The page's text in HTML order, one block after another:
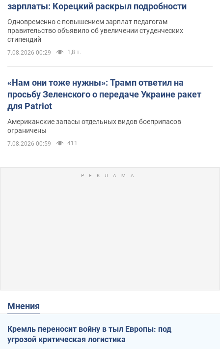
зарплаты: Корецкий раскрыл подробности
Одновременно с повышением зарплат педагогам
правительство объявило об увеличении студенческих
стипендий
7.08.2026 00:29 1,8 т.
«Нам они тоже нужны»: Трамп ответил на
просьбу Зеленского о передаче Украине ракет
для Patriot
Американские запасы отдельных видов боеприпасов
ограничены
7.08.2026 00:59 411
Мнения
Кремль переносит войну в тыл Европы: под
угрозой критическая логистика